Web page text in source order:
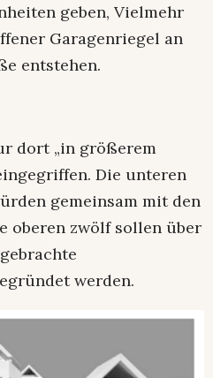
geben, Vielmehr
Garagenriegel an
entstehen.
dort „in größerem
Die unteren
gemeinsam mit den
oberen zwölf sollen über
werden.